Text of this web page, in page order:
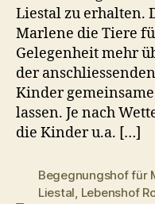
Liestal zu erhalten.
Marlene die Tiere
Gelegenheit mehr
der
Kinder
lassen. Je nach
die Kinder u.a. […]
Begegnungshof für
Liestal, Lebenshof